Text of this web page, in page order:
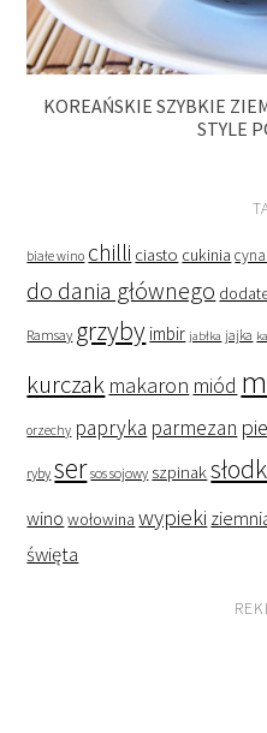
KOREAŃSKIE SZYBKIE
STYLE
białe wino chilli ciasto cukinia
do dania głównego
Ramsay grzyby imbir jabłka jajka
kurczak makaron miód
orzechy papryka parmezan
ryby ser sos sojowy szpinak
wino wołowina wypieki
święta